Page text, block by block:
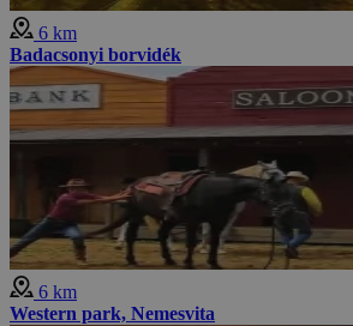
6 km
Badacsonyi borvidék
6 km
Western park, Nemesvita